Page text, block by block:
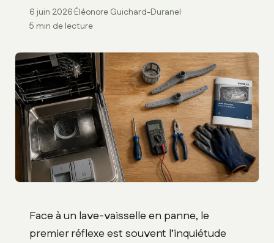
6 juin 2026·Éléonore Guichard-Duranel·
5 min de lecture
Face à un lave-vaisselle en panne, le
premier réflexe est souvent l’inquiétude